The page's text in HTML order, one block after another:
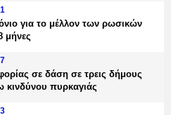
για το μέλλον των ρωσικών
μήνες
σε δάση σε τρεις δήμους
κινδύνου πυρκαγιάς